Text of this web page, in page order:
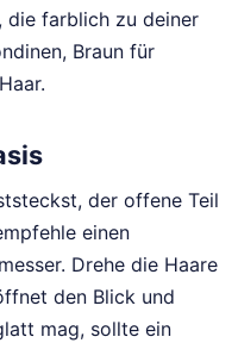
die farblich zu deiner
Braun für
der offene Teil
einen
Drehe die Haare
den Blick und
mag, sollte ein